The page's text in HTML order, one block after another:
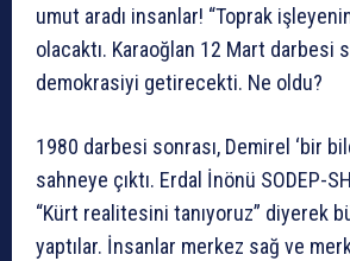
umut aradı insanlar! “Toprak
olacaktı. Karaoğlan 12 Mart darbesi
demokrasiyi getirecekti. Ne oldu?
1980 darbesi sonrası, Demirel ‘bir
sahneye çıktı. Erdal İnönü SODEP-
“Kürt realitesini tanıyoruz” diyerek
yaptılar. İnsanlar merkez sağ ve